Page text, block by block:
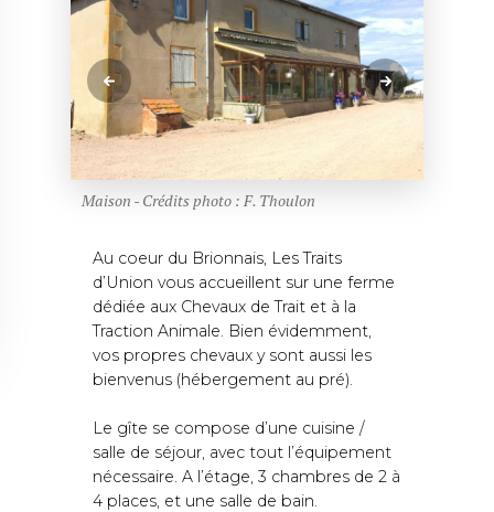
Maison - Crédits photo : F. Thoulon
Au coeur du Brionnais, Les Traits
d’Union vous accueillent sur une ferme
dédiée aux Chevaux de Trait et à la
Traction Animale. Bien évidemment,
vos propres chevaux y sont aussi les
bienvenus (hébergement au pré).
Le gîte se compose d’une cuisine /
salle de séjour, avec tout l’équipement
nécessaire. A l’étage, 3 chambres de 2 à
4 places, et une salle de bain.